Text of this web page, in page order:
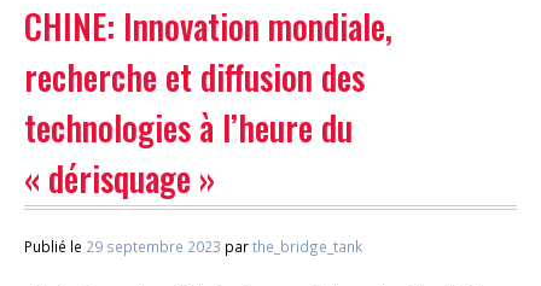
CHINE: Innovation mondiale,
recherche et diffusion des
technologies à l’heure du
« dérisquage »
Publié le 29 septembre 2023 parthe_bridge_tank